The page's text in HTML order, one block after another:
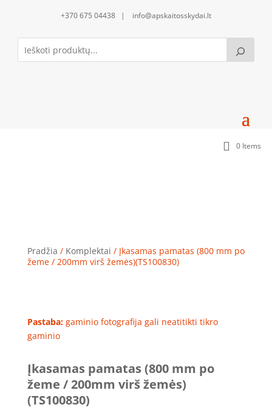
+370 675 04438 | info@apskaitosskydai.lt
0 Items
Pradžia / Komplektai / Įkasamas pamatas (800 mm po
žeme / 200mm virš žemės)(TS100830)
Pastaba:gaminio fotografija gali neatitikti tikro
gaminio
Įkasamas pamatas (800 mm po
žeme / 200mm virš žemės)
(TS100830)